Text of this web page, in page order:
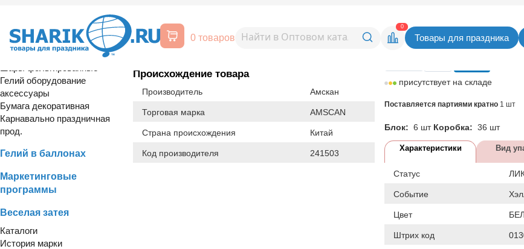
0 товаров
0
Товары для праздника
Расширенный поиск
Шары латексные
Гелий оборудование
аксессуары
Бумага декоративная
Карнавально праздничная
прод.
Гелий в баллонах
Маркетинговые
программы
Веселая затея
Каталоги
История марки
1501-4890 Украшение н/дверь Привидение 34см/А
Происхождение товара
Производитель Амскан
Торговая марка AMSCAN
Страна происхождения Китай
Код производителя 241503
Цена 396,00 руб. за шт
присутствует на складе
Поставляется партиями кратно 1 шт
Блок: 6 шт Коробка: 36 шт
Характеристики Вид
Статус
Событие
Цвет
Штрих код